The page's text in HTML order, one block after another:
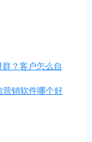
？客户怎么自
销软件哪个好